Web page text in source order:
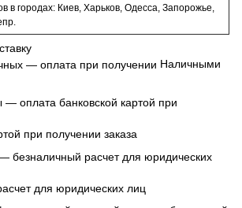
в городах: Киев, Харьков, Одесса, Запорожье,
Наличными
при получении заказа
для юридических лиц